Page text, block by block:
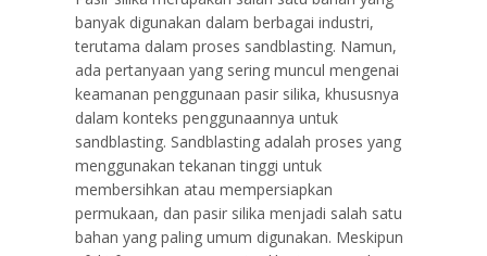
banyak digunakan dalam berbagai industri,
terutama dalam proses sandblasting. Namun,
ada pertanyaan yang sering muncul mengenai
keamanan penggunaan pasir silika, khususnya
dalam konteks penggunaannya untuk
sandblasting. Sandblasting adalah proses yang
menggunakan tekanan tinggi untuk
membersihkan atau mempersiapkan
permukaan, dan pasir silika menjadi salah satu
bahan yang paling umum digunakan. Meskipun